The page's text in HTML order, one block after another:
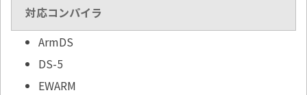
対応コンパイラ
ArmDS
DS-5
EWARM